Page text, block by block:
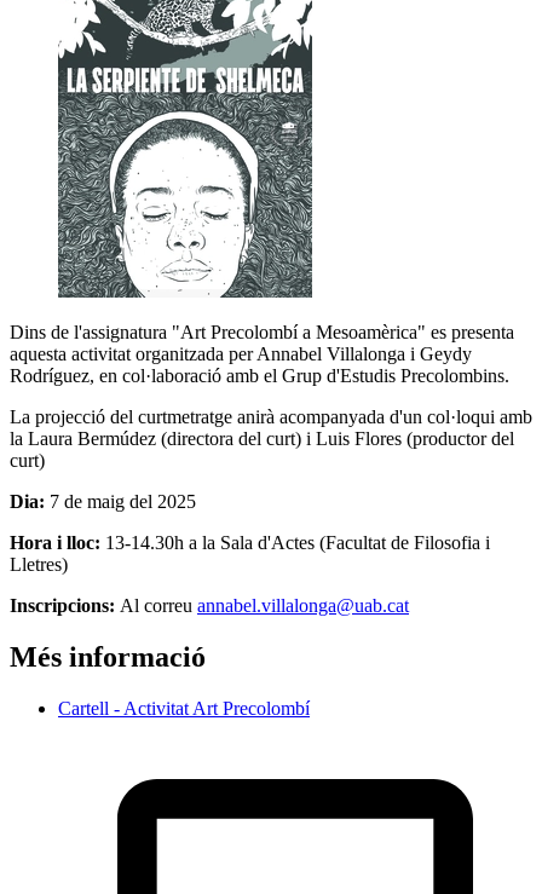
Dins de l'assignatura "Art Precolombí a Mesoamèrica" es presenta
aquesta activitat organitzada per Annabel Villalonga i Geydy
Rodríguez, en col·laboració amb el Grup d'Estudis Precolombins.
La projecció del curtmetratge anirà acompanyada d'un col·loqui amb
la Laura Bermúdez (directora del curt) i Luis Flores (productor del
curt)
Dia: 7 de maig del 2025
Hora i lloc: 13-14.30h a la Sala d'Actes (Facultat de Filosofia i
Lletres)
Inscripcions: Al correu annabel.villalonga@uab.cat
Més informació
Cartell - Activitat Art Precolombí